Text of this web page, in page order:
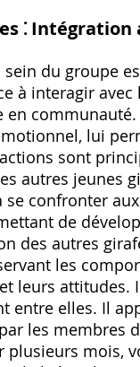
⁚ Intégration
du groupe
à interagir
en
lui
sont
autres jeunes
confronter
de
des autres
les
leurs attitudes.
entre elles. Il
les membres
plusieurs mois,